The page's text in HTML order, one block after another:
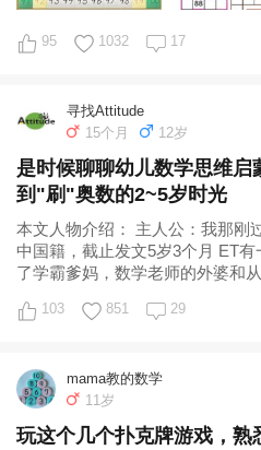
95 1032 17
寻找Attitude
15个月
12岁
是时候聊聊幼儿数学思维
到"刷"奥数的2~5岁时光
本文人物介绍： 主人公：我那刚
中国籍，截止发文5岁3个月 ET
了学霸爹妈，数学老师的外婆和
103 851 29
mama教的数学
11岁
玩这个几个扑克牌游戏，熟